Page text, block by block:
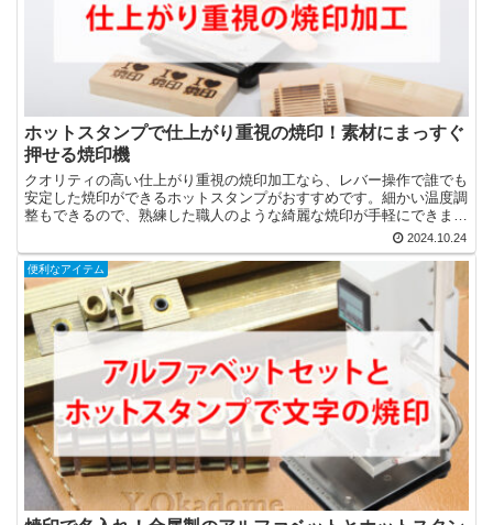
ホットスタンプで仕上がり重視の焼印！素材にまっすぐ
押せる焼印機
クオリティの高い仕上がり重視の焼印加工なら、レバー操作で誰でも
安定した焼印ができるホットスタンプがおすすめです。細かい温度調
整もできるので、熟練した職人のような綺麗な焼印が手軽にできま
2024.10.24
便利なアイテム